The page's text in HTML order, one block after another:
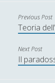
ARTICOLI
Alessandro
Previous Post
Teoria
Next Post
Il